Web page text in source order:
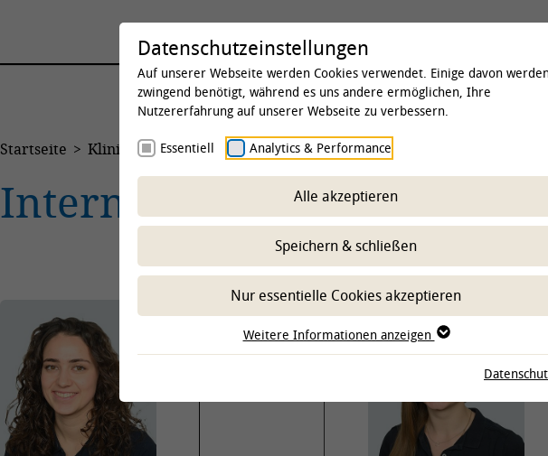
Startseite Kliniken & Institute Kliniken Klinik für Pferde
Interns
Datenschutzeinstellungen
Auf unserer Webseite werden Cookies verwendet. Einige davon
zwingend benötigt, während es uns andere ermöglichen, Ihre
Nutzererfahrung auf unserer Webseite zu verbessern.
Essentiell Analytics & Performance
Alle akzeptieren
Speichern & schließen
Nur essentielle Cookies akzeptieren
Weitere Informationen anzeigen